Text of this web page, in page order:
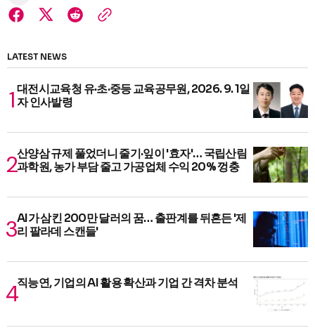
LATEST NEWS
대전시교육청 유·초·중등 교육공무원, 2026. 9. 1일
자 인사발령
산양삼 규제 풀었더니 줄기·잎이 '효자'… 국립산림
과학원, 농가 부담 줄고 가공업체 수익 20% 껑충
AI가 삼킨 200만 달러의 꿈… 출판계를 뒤흔든 '제
리 팔라데 스캔들'
직능연, 기업의 AI 활용 확산과 기업 간 격차 분석